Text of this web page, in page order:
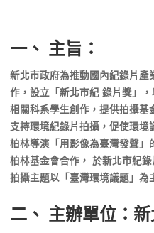
一、 主旨：
新北市政府為推動國內紀錄片產
作，設立「新北市紀 錄片獎」
相關科系學生創作，提供拍攝基
支持環境紀錄片拍攝，促使環
柏林導演「用影像為臺灣發聲」
柏林基金會合作， 於新北市紀
拍攝主題以「臺灣環境議題」為
二、 主辦單位：